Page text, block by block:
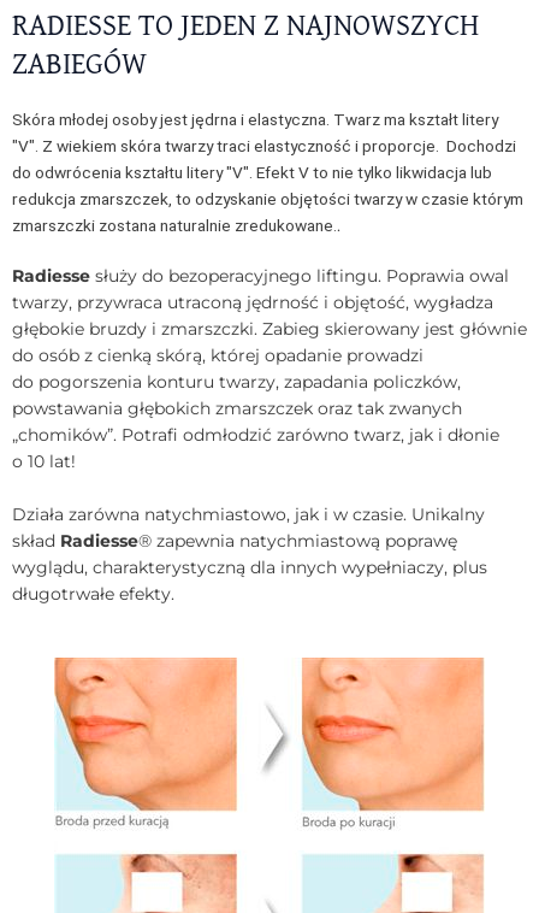
RADIESSE TO JEDEN Z NAJNOWSZYCH
ZABIEGÓW
Skóra młodej osoby jest jędrna i elastyczna. Twarz ma kształt litery
"V". Z wiekiem skóra twarzy traci elastyczność i proporcje. Dochodzi
do odwrócenia kształtu litery "V". Efekt V to nie tylko likwidacja lub
redukcja zmarszczek, to odzyskanie objętości twarzy w czasie którym
zmarszczki zostana naturalnie zredukowane. .
Radiesse służy do bezoperacyjnego liftingu. Poprawia owal
twarzy, przywraca utraconą jędrność i objętość, wygładza
głębokie bruzdy i zmarszczki. Zabieg skierowany jest głównie
do osób z cienką skórą, której opadanie prowadzi
do pogorszenia konturu twarzy, zapadania policzków,
powstawania głębokich zmarszczek oraz tak zwanych
„chomików”. Potrafi odmłodzić zarówno twarz, jak i dłonie
o 10 lat!
Działa zarówna natychmiastowo, jak i w czasie. Unikalny
skład Radiesse® zapewnia natychmiastową poprawę
wyglądu, charakterystyczną dla innych wypełniaczy, plus
długotrwałe efekty.